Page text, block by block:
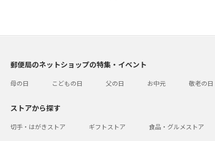
郵便局のネットショップの特集・イベント
母の日 こどもの日 父の日 お中元 敬老の日
ストアから探す
切手・はがきストア ギフトストア 食品・グルメストア